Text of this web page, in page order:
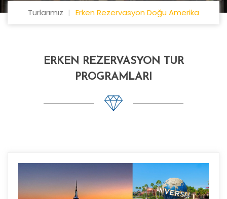
Turlarımız Erken Rezervasyon Doğu Amerika
ERKEN REZERVASYON TUR
PROGRAMLARI